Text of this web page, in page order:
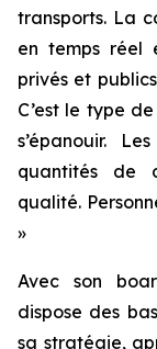
transports. La
en temps réel
privés et
C’est le type
s’épanouir.
quantités de
qualité.
»
Avec son
dispose des
sa stratégie,